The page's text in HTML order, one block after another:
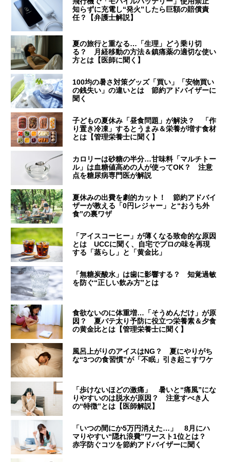
知らずに充電し“発火”したら巨額の賠償責
任？【弁護士解説】
夏の旅行と重なる…「生理」どう乗り切
る？ 月経移動の方法＆鎮痛薬の適切な使い
方とは【医師に聞く】
100均の暑さ対策グッズ「買い」「安物買い
の銭失い」の違いとは 節約アドバイザーに
聞く
子どもの夏休み「昼食問題」が解決？ 「作
り置き冷凍」するとうまみ＆栄養が増す食材
とは【管理栄養士に聞く】
カロリーは砂糖の半分…甘味料「マルチトー
ル」は血糖値高めの人が使ってOK？ 注意
点を糖尿病専門医が解説
夏休みの出費を劇的カット！ 節約アドバイ
ザーが教える「0円レジャー」と“おうち外
食”の裏ワザ
「アイスコーヒー」が薄くなる致命的な原因
とは UCCに聞く、自宅でプロの味を再現
する「蒸らし」と「黄金比」
「無糖炭酸水」は歯に影響する？ 知覚過敏
を防ぐ“正しい飲み方”とは
食欲ないのに体重増…「そうめんだけ」が原
因？ 夏バテ太り予防に役立つ栄養素＆夕食
の黄金比とは【管理栄養士に聞く】
風呂上がりのアイスはNG？ 夏にやりがち
な“3つの食習慣”が「不眠」引き起こすワケ
「歩けないほどの激痛」 暑いと“痛風”にな
りやすいのは脱水が原因？ 注意すべき人
の“特徴”とは【医師解説】
「いつの間にか5万円消えた…」 8月にハ
マりやすい“隠れ浪費”ワースト1位とは？
赤字防ぐコツを節約アドバイザーに聞く